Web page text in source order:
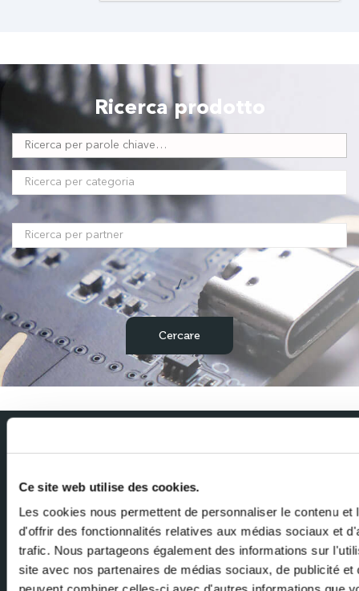
Ce site web utilise des cookies.
Les cookies nous permettent de personnaliser le contenu et
d'offrir des fonctionnalités relatives aux médias sociaux et
trafic. Nous partageons également des informations sur
site avec nos partenaires de médias sociaux, de publicité et
Ricerca prodotto
/
Ricevi le ultime notizie da Milexia direttamente nella tua casella di